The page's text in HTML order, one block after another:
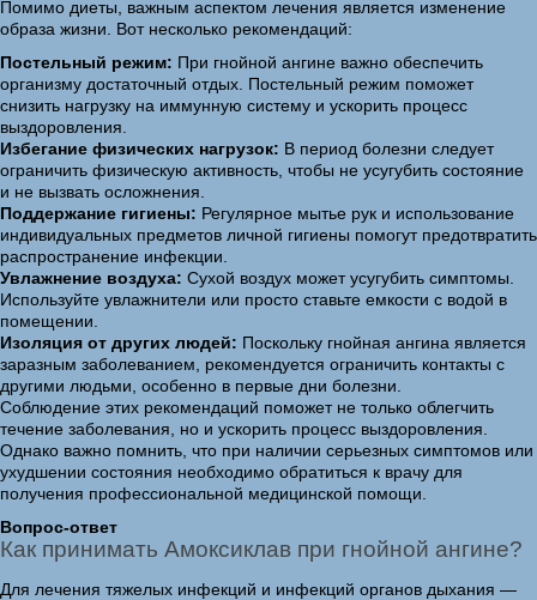
Помимо диеты, важным аспектом лечения является изменение
образа жизни. Вот несколько рекомендаций:
Постельный режим: При гнойной ангине важно обеспечить
организму достаточный отдых. Постельный режим поможет
снизить нагрузку на иммунную систему и ускорить процесс
выздоровления.
Избегание физических нагрузок: В период болезни следует
ограничить физическую активность, чтобы не усугубить состояние
и не вызвать осложнения.
Поддержание гигиены: Регулярное мытье рук и использование
индивидуальных предметов личной гигиены помогут предотвратить
распространение инфекции.
Увлажнение воздуха: Сухой воздух может усугубить симптомы.
Используйте увлажнители или просто ставьте емкости с водой в
помещении.
Изоляция от других людей: Поскольку гнойная ангина является
заразным заболеванием, рекомендуется ограничить контакты с
другими людьми, особенно в первые дни болезни.
Соблюдение этих рекомендаций поможет не только облегчить
течение заболевания, но и ускорить процесс выздоровления.
Однако важно помнить, что при наличии серьезных симптомов или
ухудшении состояния необходимо обратиться к врачу для
получения профессиональной медицинской помощи.
Вопрос-ответ
Как принимать Амоксиклав при гнойной ангине?
Для лечения тяжелых инфекций и инфекций органов дыхания —